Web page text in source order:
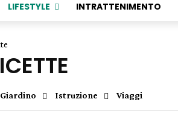
LIFESTYLE INTRATTENIMENTO
Giardino Istruzione Viaggi